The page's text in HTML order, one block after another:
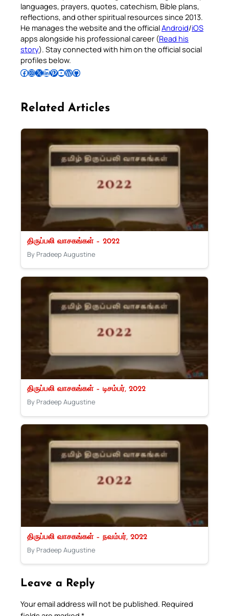
languages, prayers, quotes, catechism, Bible plans,
reflections, and other spiritual resources since 2013.
He manages the website and the officialAndroid/iOS
apps alongside his professional career (Read his
story). Stay connected with him on the official social
profiles below.
Follow Pradeep on Facebook Follow Pradeep on InstagramFollow Pradeep on X Follow Pradeep on LinkedIn Follow Pradeep on Pinterest Subscribe to Pradeep’s Youtube Channel Follow Pradeep on WordPress Follow Pradeep on GitHub
Related Articles
திருப்பலி வாசகங்கள் – 2022
By Pradeep Augustine
திருப்பலி வாசகங்கள் – டிசம்பர், 2022
By Pradeep Augustine
திருப்பலி வாசகங்கள் – நவம்பர், 2022
By Pradeep Augustine
Leave a Reply
Your email address will not be published. Required